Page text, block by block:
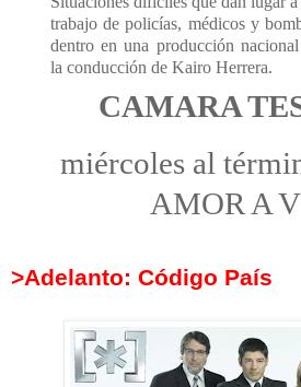
trabajo de policías, médicos y
dentro en una producción
la conducción de Kairo Herrera.
CAMARA
miércoles al
AMOR A
>Adelanto: Código País